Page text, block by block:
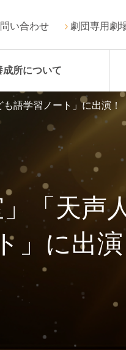
い合わせ 劇団専用劇
成所について
「天声
」に出演
語学習ノート」に出演！